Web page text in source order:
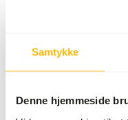
Samtykke
Denne hjemmeside
Ernæringsråd